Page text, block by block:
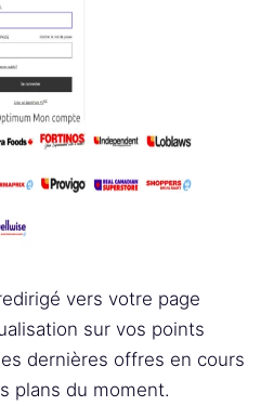
vers votre page
sur vos points
dernières offres en cours
plans du moment.